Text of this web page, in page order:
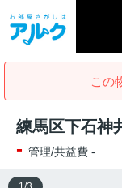
この
練馬区下石神
- 管理/共益費 -